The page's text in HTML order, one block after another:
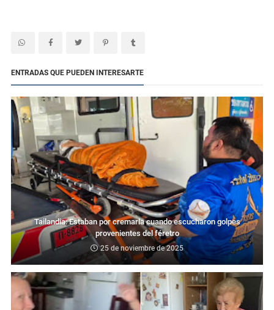
ENTRADAS QUE PUEDEN INTERESARTE
Tailandia: Estaban por cremarla cuando escucharon golpes
provenientes del féretro
25 de noviembre de 2025